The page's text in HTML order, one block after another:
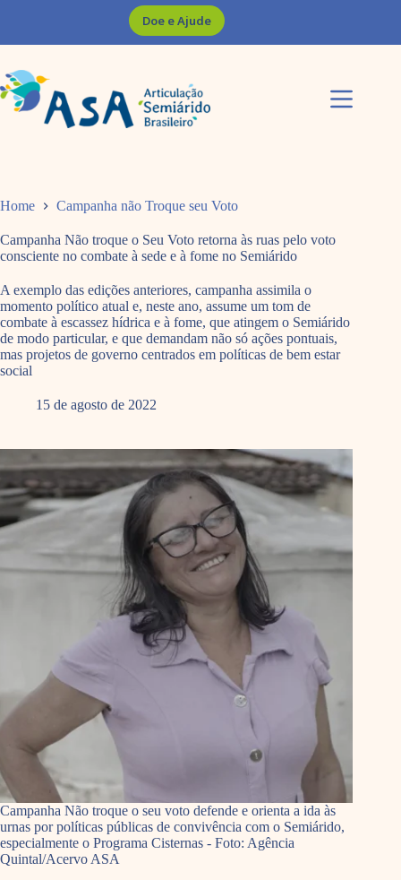
Doe e Ajude
Home Campanha não Troque seu Voto
Campanha Não troque o Seu Voto retorna às ruas pelo voto
consciente no combate à sede e à fome no Semiárido
A exemplo das edições anteriores, campanha assimila o
momento político atual e, neste ano, assume um tom de
combate à escassez hídrica e à fome, que atingem o Semiárido
de modo particular, e que demandam não só ações pontuais,
mas projetos de governo centrados em políticas de bem estar
social
15 de agosto de 2022
Campanha Não troque o seu voto defende e orienta a ida às
urnas por políticas públicas de convivência com o Semiárido,
especialmente o Programa Cisternas - Foto: Agência
Quintal/Acervo ASA